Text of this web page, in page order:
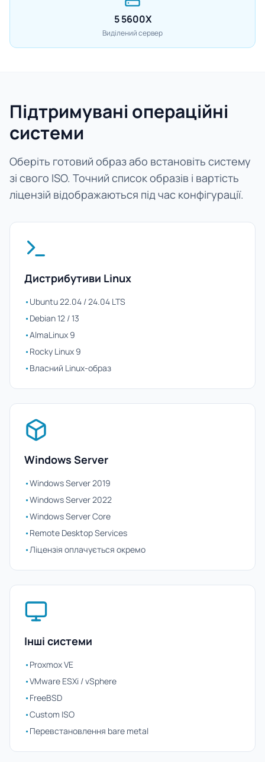
5 5600X
Виділений сервер
Підтримувані операційні
системи
Оберіть готовий образ або встановіть систему
зі свого ISO. Точний список образів і вартість
ліцензій відображаються під час конфігурації.
Дистрибутиви Linux
•Ubuntu 22.04 / 24.04 LTS
•Debian 12 / 13
•AlmaLinux 9
•Rocky Linux 9
•Власний Linux-образ
Windows Server
•Windows Server 2019
•Windows Server 2022
•Windows Server Core
•Remote Desktop Services
•Ліцензія оплачується окремо
Інші системи
•Proxmox VE
•VMware ESXi / vSphere
•FreeBSD
•Custom ISO
•Перевстановлення bare metal